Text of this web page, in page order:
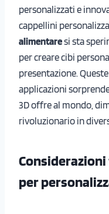
personalizzati e
cappellini
alimentaresi sta
per creare cibi
presentazione.
applicazioni
3D offre al mondo,
rivoluzionario in
per